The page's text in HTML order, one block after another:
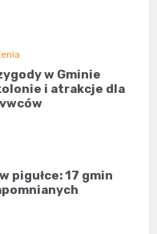
w Gminie
i atrakcje dla
pigułce: 17 gmin